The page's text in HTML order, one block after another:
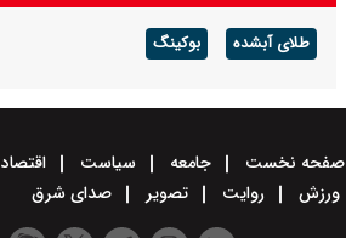
طلای آبشده بوکینگ
صفحه نخست جامعه سیاست اقتصاد
ورزش
روایت تصویر صدای شرق